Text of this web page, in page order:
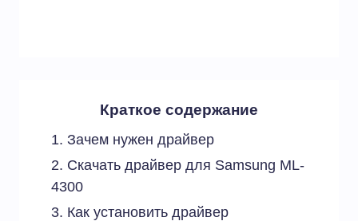
Краткое содержание
Зачем нужен драйвер
Скачать драйвер для Samsung ML-
4300
Как установить драйвер